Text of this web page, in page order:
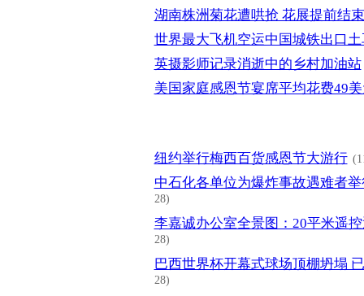
湖南株洲菊花遭哄抢 花展提前结束
世界最大飞机空运中国城铁出口
英摄影师记录消逝中的乡村加油站
美国家庭感恩节宴席平均花费49
纽约举行梅西百货感恩节大游行
中石化各单位为爆炸事故遇难者
28)
李嘉诚办公室全景图：20平米遥
28)
巴西世界杯开幕式球场顶棚坍塌
28)